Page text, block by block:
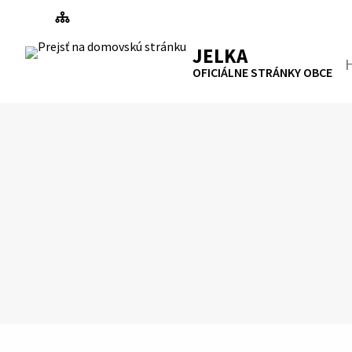
Preskočiť
obsah
RSS Mapa Tlačiť
JELKA
OFICIÁLNE STRÁNKY OBCE